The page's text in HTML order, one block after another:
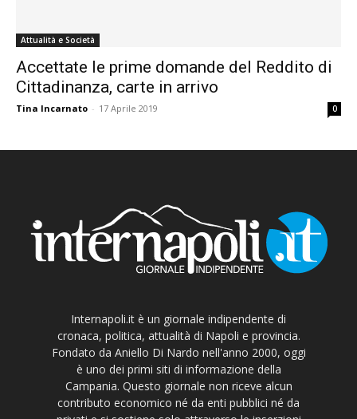
Attualità e Società
Accettate le prime domande del Reddito di
Cittadinanza, carte in arrivo
Tina Incarnato - 17 Aprile 2019 0
Internapoli.it è un giornale indipendente di
cronaca, politica, attualità di Napoli e provincia.
Fondato da Aniello Di Nardo nell'anno 2000, oggi
è uno dei primi siti di informazione della
Campania. Questo giornale non riceve alcun
contributo economico né da enti pubblici né da